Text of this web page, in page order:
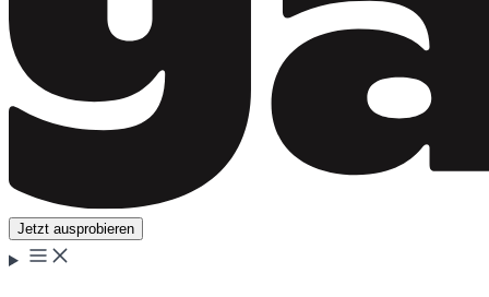
Jetzt ausprobieren